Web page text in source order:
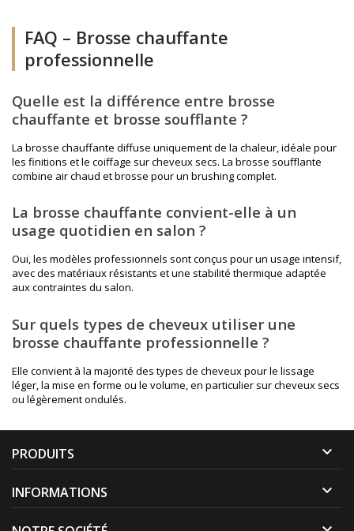
FAQ – Brosse chauffante
professionnelle
Quelle est la différence entre brosse
chauffante et brosse soufflante ?
La brosse chauffante diffuse uniquement de la chaleur, idéale pour
les finitions et le coiffage sur cheveux secs. La brosse soufflante
combine air chaud et brosse pour un brushing complet.
La brosse chauffante convient-elle à un
usage quotidien en salon ?
Oui, les modèles professionnels sont conçus pour un usage intensif,
avec des matériaux résistants et une stabilité thermique adaptée
aux contraintes du salon.
Sur quels types de cheveux utiliser une
brosse chauffante professionnelle ?
Elle convient à la majorité des types de cheveux pour le lissage
léger, la mise en forme ou le volume, en particulier sur cheveux secs
ou légèrement ondulés.
PRODUITS 
INFORMATIONS 